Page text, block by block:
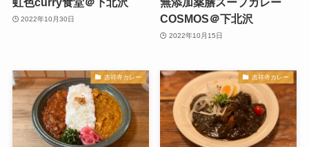
2022年10月30日
COSMOS＠下北沢
2022年10月15日
吉祥寺カレー 吉祥寺カレー